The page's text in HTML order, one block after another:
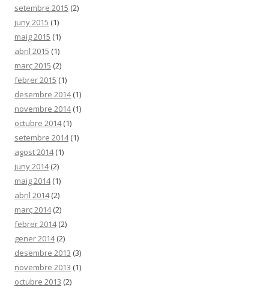
setembre 2015 (2)
juny 2015 (1)
maig 2015 (1)
abril 2015 (1)
març 2015 (2)
febrer 2015 (1)
desembre 2014(1)
novembre 2014(1)
octubre 2014(1)
setembre 2014(1)
agost 2014(1)
juny 2014(2)
maig 2014(1)
abril 2014(2)
març 2014(2)
febrer 2014(2)
gener 2014(2)
desembre 2013 (3)
novembre 2013 (1)
octubre 2013 (2)